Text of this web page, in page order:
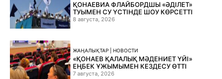
ҚОНАЕВИА ФЛАЙБОРДШЫ «ӘДІЛЕТ»
ТУЫМЕН СУ ҮСТІНДЕ ШОУ КӨРСЕТТІ
8 августа, 2026
ЖАҢАЛЫҚТАР | НОВОСТИ
«ҚОНАЕВ ҚАЛАЛЫҚ МӘДЕНИЕТ ҮЙІ»
ЕҢБЕК ҰЖЫМЫМЕН КЕЗДЕСУ ӨТТІ
7 августа, 2026